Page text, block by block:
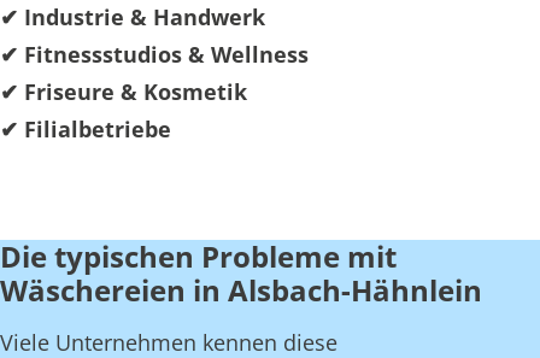
✔ Industrie & Handwerk
✔ Fitnessstudios & Wellness
✔ Friseure & Kosmetik
✔ Filialbetriebe
Die typischen Probleme mit
Wäschereien in Alsbach-Hähnlein
Viele Unternehmen kennen diese